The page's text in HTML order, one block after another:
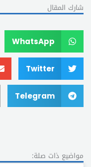
شارك المقال
WhatsApp
Twitter
Telegram
مواضيع ذات صلة: